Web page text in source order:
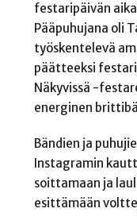
festaripäivän
Pääpuhujana oli
työskentelevä
päätteeksi
Näkyvissä -
energinen
Bändien ja
Instagramin
soittamaan ja
esittämään